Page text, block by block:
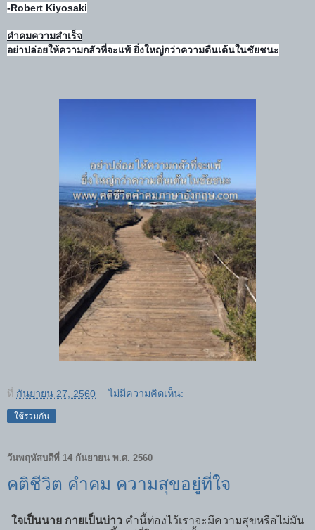
-Robert Kiyosaki
คำคมความสำเร็จ
อย่าปล่อยให้ความกลัวที่จะแพ้ ยิ่งใหญ่กว่าความตืนเต้นในชัยชนะ
ที่ กันยายน 27, 2560 ไม่มีความคิดเห็น:
ใช้ร่วมกัน
วันพฤหัสบดีที่ 14 กันยายน พ.ศ. 2560
คติชีวิต คำคม ความสุขอยู่ที่ใจ
ใจเป็นนาย กายเป็นบ่าวคำนี้ท่องไว้เราจะมีความสุขหรือไม่มัน